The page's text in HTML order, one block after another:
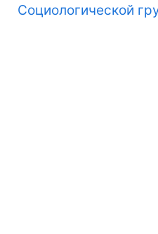
Социологической